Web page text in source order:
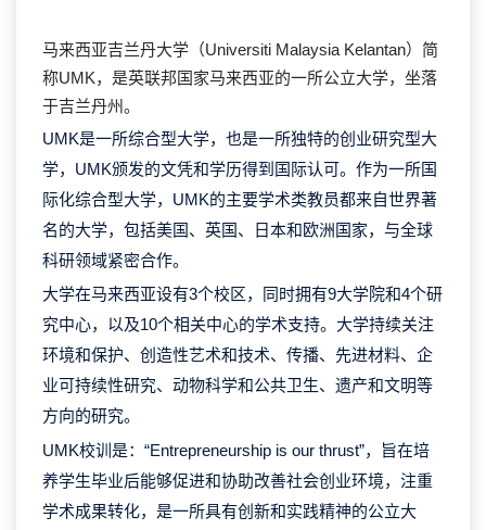
马来西亚吉兰丹大学（Universiti Malaysia Kelantan）简
称UMK，是英联邦国家马来西亚的一所公立大学，坐落
于吉兰丹州。
UMK是一所综合型大学，也是一所独特的创业研究型大
学，UMK颁发的文凭和学历得到国际认可。作为一所国
际化综合型大学，UMK的主要学术类教员都来自世界著
名的大学，包括美国、英国、日本和欧洲国家，与全球
科研领域紧密合作。
大学在马来西亚设有3个校区，同时拥有9大学院和4个研
究中心，以及10个相关中心的学术支持。大学持续关注
环境和保护、创造性艺术和技术、传播、先进材料、企
业可持续性研究、动物科学和公共卫生、遗产和文明等
方向的研究。
UMK校训是：“Entrepreneurship is our thrust”，旨在培
养学生毕业后能够促进和协助改善社会创业环境，注重
学术成果转化，是一所具有创新和实践精神的公立大